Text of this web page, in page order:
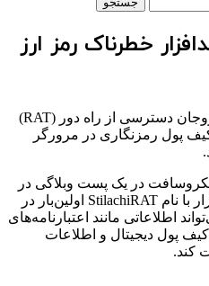
خطرناک رمز ارز
غول فناوری مایکروسافت یک تروجان دسترسی از راه دور (RAT)
که ۲۰ افزونه کیف پول رمزنگاری در مرورگر
در یک پست وبلاگی در
۱۷ مارس اعلام کرد که این بدافزار با نام StilachiRAT اولین‌بار در
اطلاعاتی مانند اعتبارنامه‌های
پول دیجیتال و اطلاعات
کند.